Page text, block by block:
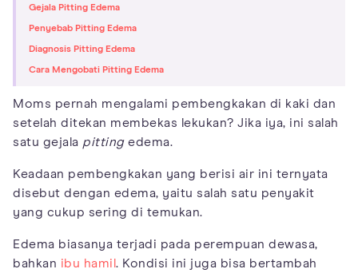
Gejala Pitting Edema
Penyebab Pitting Edema
Diagnosis Pitting Edema
Cara Mengobati Pitting Edema
Moms pernah mengalami pembengkakan di kaki dan
setelah ditekan membekas lekukan? Jika iya, ini salah
satu gejala pittingedema.
Keadaan pembengkakan yang berisi air ini ternyata
disebut dengan edema, yaitu salah satu penyakit
yang cukup sering di temukan.
Edema biasanya terjadi pada perempuan dewasa,
bahkan ibu hamil . Kondisi ini juga bisa bertambah